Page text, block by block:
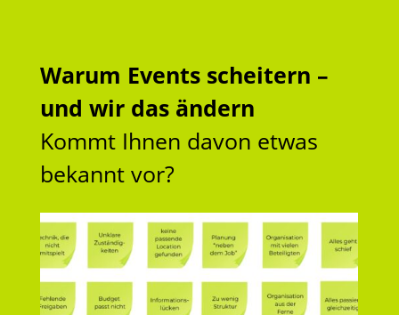
Warum Events scheitern –
und wir das ändern
Kommt Ihnen davon etwas
bekannt vor?